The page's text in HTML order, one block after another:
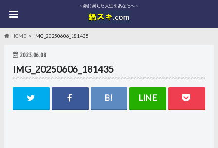
～鍋に満ちた人生をあなたへ～
HOME IMG_20250606_181435
2025.06.08
IMG_20250606_181435